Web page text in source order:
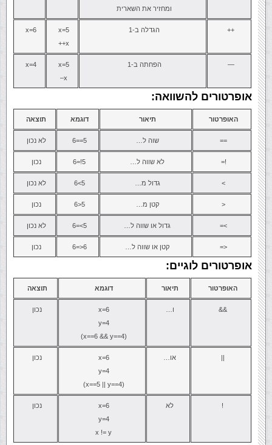
ומחזיר את השארית
++ הגדלה ב-1
x=5
x++
x=6
— הפחתה ב-1
x=5
x–
x=4
אופרטורים להשוואה:
האופרטור תיאור דוגמא תוצאה
== שוה ל… 5==6 לא נכון
!= לא שווה ל… 5!=6 נכון
> גדול מ… 5>6 לא נכון
< קטן מ… 5<6 נכון
>= גדול או שווה ל… 5>=6 לא נכון
<= קטן או שווה ל… 6<=6 נכון
אופרטורים לוגיים:
האופרטור תיאור דוגמא תוצאה
&& ו…
x=6
y=4
(x==6 && y==4)
נכון
|| או…
x=6
y=4
(x==5 || y==4)
נכון
! לא
x=6
y=4
x != y
נכון